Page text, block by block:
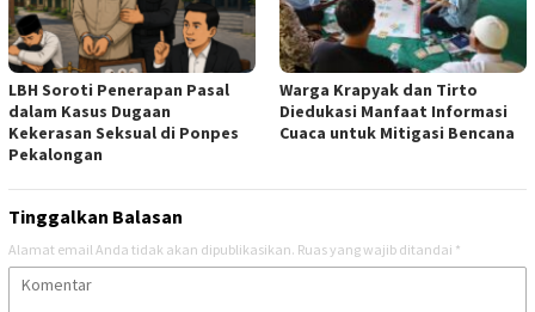
LBH Soroti Penerapan Pasal
dalam Kasus Dugaan
Kekerasan Seksual di Ponpes
Pekalongan
Warga Krapyak dan Tirto
Diedukasi Manfaat Informasi
Cuaca untuk Mitigasi Bencana
Tinggalkan Balasan
Alamat email Anda tidak akan dipublikasikan. Ruas yang wajib ditandai *